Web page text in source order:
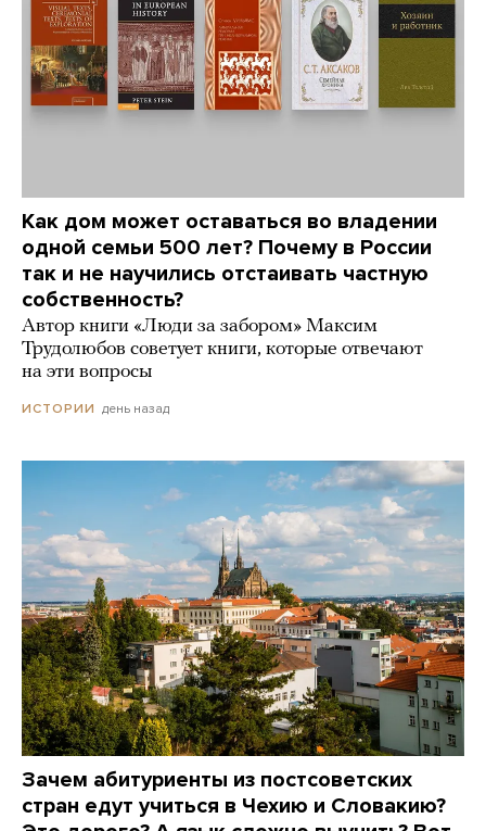
Как дом может оставаться во владении
одной семьи 500 лет? Почему в России
так и не научились отстаивать частную
собственность?
Автор книги «Люди за забором» Максим
Трудолюбов советует книги, которые отвечают
на эти вопросы
ИСТОРИИ день назад
Зачем абитуриенты из постсоветских
стран едут учиться в Чехию и Словакию?